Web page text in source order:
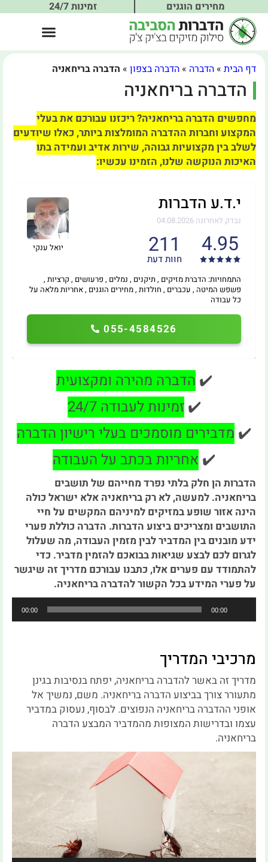
מחירים הוגנים זמינות 24/7
דף הבית »הדברה »הדברה בצפון » הדברה בריחאניה
הדברה בריחאניה
מחפשים הדברה בריחאניה? ריכזנו עבורכם את בעלי
המקצוע וחברות ההדברה המומלצות ביותר, כאלו שיודעים
לשלב בין מקצועיות גבוהה, שירות אדיב ועמידה בתו
האיכות הנוקשה שלנו, הזמינו עכשיו:
יואל ענקי
י.ד.ע הדברות
נבדק לאחרונה 04.08.2026
4.95
211
חוות דעת
055-4584526
התמחויות: הדברת מזיקים , תיקנים , נמלים , פרעושים , קרציות ,
פשפש המיטה , עכברים , חולדות , מחירים הוגנים , אחריות מלאה על
כל עבודה
✔️ הדברה מהירה ומקצועית
✔️זמינות לעבודה 24/7
✔️ מדבירים מוסמכים בעלי רישיון הדברה
✔️ אחריות בכתב על העבודה
הדברות הן חלק בלתי נפרד מחייהם של תושבים
בריחאניה. למעשה, לא רק בריחאניה אלא ישראל כולה
הינה אזור שופע במזיקים למיניהם המקשים על חיי
התושבים ומצריכים ביצוע הדברות. הדברה כוללת פערי
ידע מובנים בין המדביר לבין מזמין העבודה, מה שעלול
לגרום לכם לבצע שגיאות בבואכם להזמין מדביר. כדי
להתמודד עם פערים אלו, כתבנו עבורכם מדריך זה שיגשר
על פערי המידע בכל הקשור להדברה בריחאניה.
אודיו
00:00
00:00
מרכיבי המדריך
מדריך זה באשר להדברה בריחאניה, יפתח בנסיבות בגינן
מתעורר צורך בביצוע הדברה בריחאניה. משם, נמשיך אל
אופני ההדברה בריחאניה הנפוצים. לבסוף, נעסוק במדביר
עצמו ובדרישות המצופות מהמדביר המבצע הדברה
בריחאניה.